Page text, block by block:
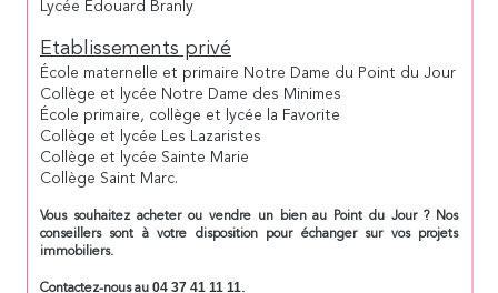
Lycée Edouard Branly
Etablissements privé
École maternelle et primaire Notre Dame du Point du Jour
Collège et lycée Notre Dame des Minimes
École primaire, collège et lycée la Favorite
Collège et lycée Les Lazaristes
Collège et lycée Sainte Marie
Collège Saint Marc.
Vous souhaitez acheter ou vendre un bien au Point du Jour ? Nos
conseillers sont à votre disposition pour échanger sur vos projets
immobiliers.
Contactez-nous au 04 37 41 11 11.